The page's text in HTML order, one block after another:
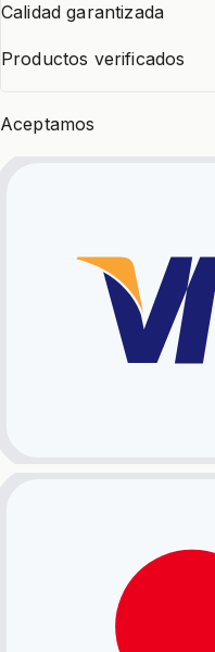
Calidad garantizada
Productos verificados
Aceptamos